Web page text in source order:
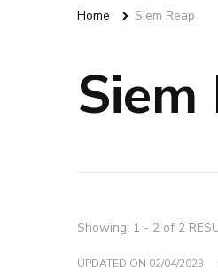
Home Siem Reap
Siem
Showing: 1 - 2 of 2
UPDATED ON 02/04/2023